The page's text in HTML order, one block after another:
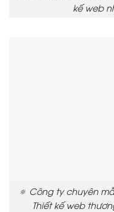
kế web
🔅 Công ty chuyên
Thiết kế web